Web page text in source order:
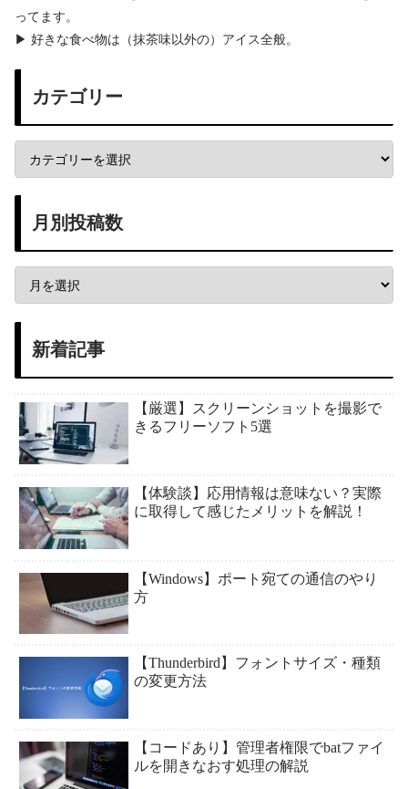
ってます。
▶ 好きな食べ物は（抹茶味以外の）アイス全般。
カテゴリー
月別投稿数
新着記事
【厳選】スクリーンショットを撮影で
きるフリーソフト5選
【体験談】応用情報は意味ない？実際
に取得して感じたメリットを解説！
【Windows】ポート宛ての通信のやり
方
【Thunderbird】フォントサイズ・種類
の変更方法
【コードあり】管理者権限でbatファイ
ルを開きなおす処理の解説